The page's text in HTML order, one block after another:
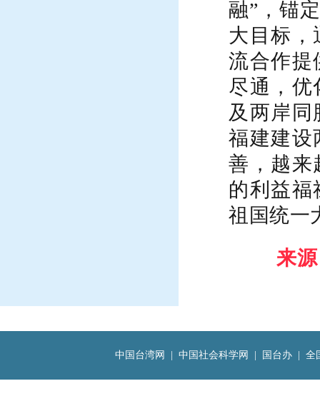
融”，锚
大目标
流合作提
尽通，优
及两岸同
福建建设
善，越来
的利益福
祖国统一
来
中国台湾网 中国社会科学网 国台办 全